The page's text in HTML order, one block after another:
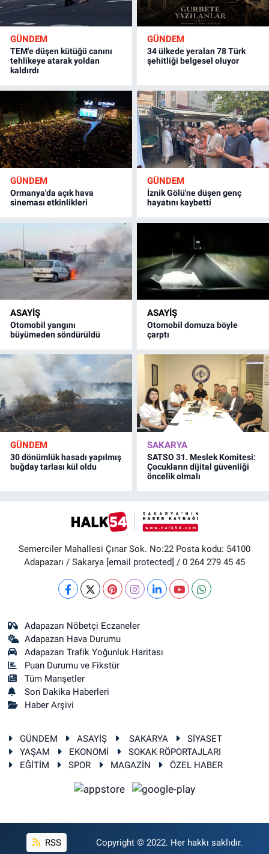
GÜNDEM
TEM'e düşen kütüğü canını
tehlikeye atarak yoldan
kaldırdı
GÜNDEM
34 ülkede yeralan 78 Türk
şehitliği belgesel oluyor
GÜNDEM
Ormanya'da açık hava
sineması etkinlikleri
GÜNDEM
İznik Gölü'ne düşen genç
hayatını kaybetti
ASAYİŞ
Otomobil yangını
büyümeden söndürüldü
ASAYİŞ
Otomobil domuza böyle
çarptı
GÜNDEM
30 dönümlük hasadı yapılmış
buğday tarlası kül oldu
SAKARYA
SATSO 31. Meslek Komitesi:
Çocukların dijital güvenliği
öncelik olmalı
Semerciler Mahallesi Çınar Sok. No:22 Posta kodu: 54100
Adapazarı / Sakarya [email protected] / 0 264 279 45 45
Adapazarı Nöbetçi Eczaneler
Adapazarı Hava Durumu
Adapazarı Trafik Yoğunluk Haritası
Puan Durumu ve Fikstür
Tüm Manşetler
Son Dakika Haberleri
Haber Arşivi
GÜNDEM ASAYİŞ SAKARYA
SİYASET
YAŞAM
EKONOMİ
SOKAK RÖPORTAJLARI
EĞİTİM
SPOR MAGAZİN ÖZEL HABER
RSS Copyright © 2022. Her hakkı saklıdır.